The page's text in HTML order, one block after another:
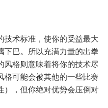
技术标准，使你的受益最大
下巴。所以充满力量的出拳
风格则意味着将你的技术尽
格可能会被其他的一些比赛
），但你绝对优势会压倒对